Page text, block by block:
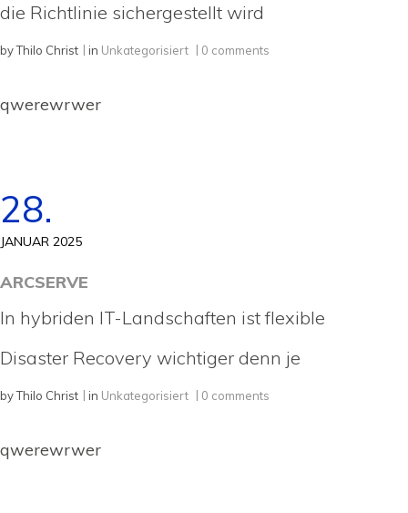
die Richtlinie sichergestellt wird
byThilo Christ in Unkategorisiert 0 comments
qwerewrwer
28.
JANUAR 2025
ARCSERVE
In hybriden IT-Landschaften ist flexible
Disaster Recovery wichtiger denn je
byThilo Christ in Unkategorisiert 0 comments
qwerewrwer